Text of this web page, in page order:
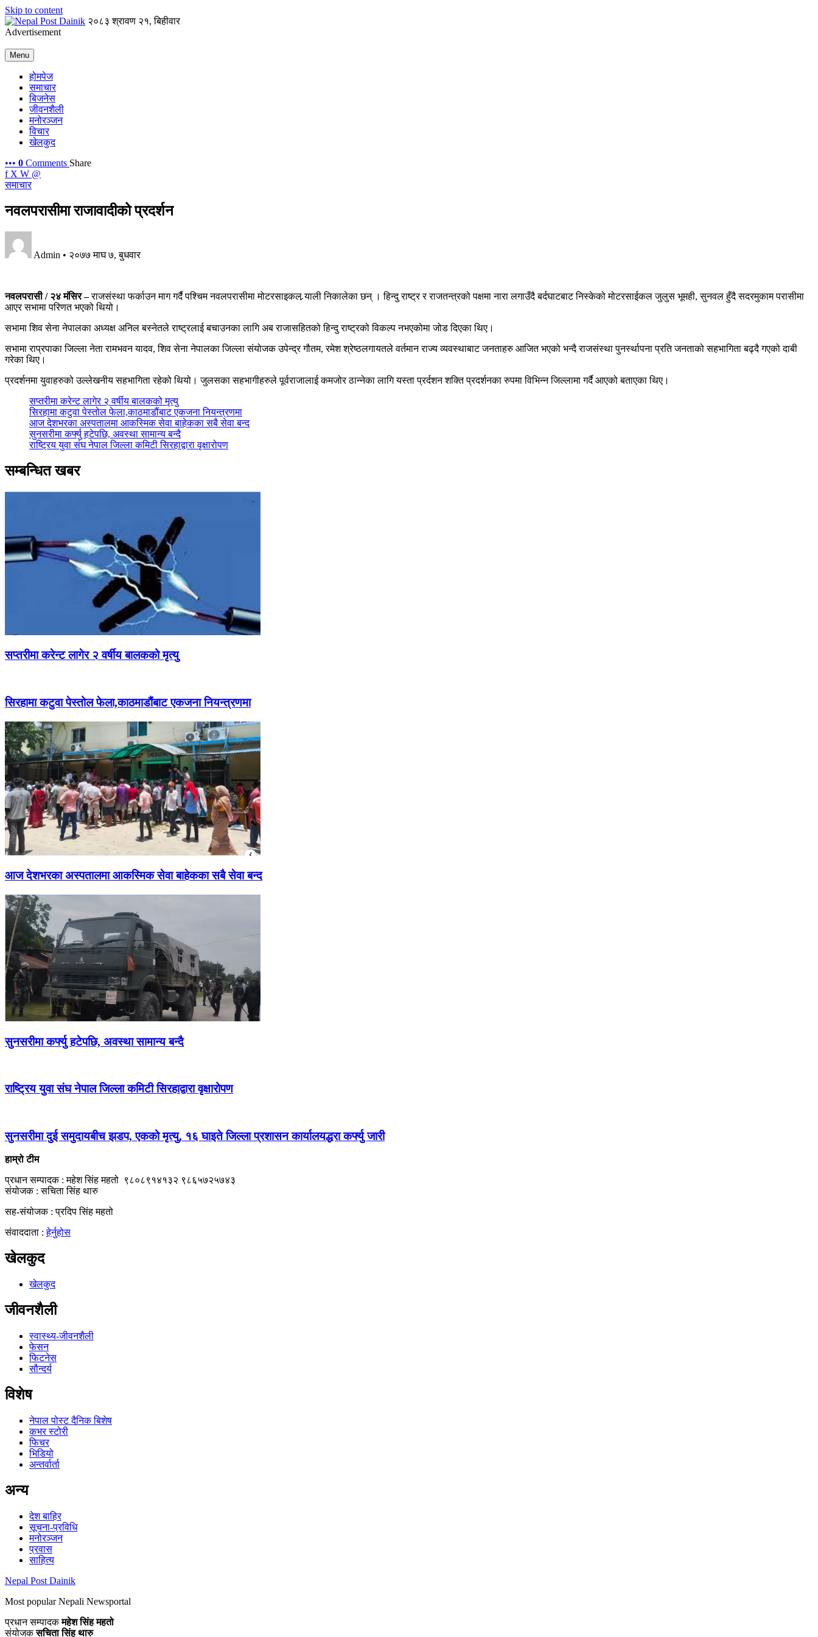
Skip to content
२०८३ श्रावण २१, बिहीवार
Advertisement
Menu
होमपेज
समाचार
बिजनेस
जीवनशैली
मनोरञ्जन
विचार
खेलकुद
••• 0 Comments Share
f X W @
समाचार
नवलपरासीमा राजावादीको प्रदर्शन
Admin • २०७७ माघ ७, बुधवार
नवलपरासी / २४ मंसिर –राजसंस्था फर्काउन माग गर्दै पश्चिम नवलपरासीमा मोटरसाइकल र्‍याली निकालेका छन् । हिन्दु राष्ट्र र राजतन्त्रको पक्षमा नारा लगाउँदै बर्दघाटबाट निस्केको मोटरसाईकल जुलुस भूमही, सुनवल हुँदै सदरमुकाम परासीमा
आएर सभामा परिणत भएको थियो।
सभामा शिव सेना नेपालका अध्यक्ष अनिल बस्नेतले राष्ट्रलाई बचाउनका लागि अब राजासहितको हिन्दु राष्ट्रको विकल्प नभएकोमा जोड दिएका थिए।
सभामा राप्रपाका जिल्ला नेता रामभवन यादव, शिव सेना नेपालका जिल्ला संयोजक उपेन्द्र गौतम, रमेश श्रेष्ठलगायतले वर्तमान राज्य व्यवस्थाबाट जनताहरु आजित भएको भन्दै राजसंस्था पुनर्स्थापना प्रति जनताको सहभागिता बढ्दै गएको दाबी
गरेका थिए।
प्रदर्शनमा युवाहरुको उल्लेखनीय सहभागिता रहेको थियो। जुलसका सहभागीहरुले पूर्वराजालाई कमजोर ठान्नेका लागि यस्ता प्रर्दशन शक्ति प्रदर्शनका रुपमा विभिन्न जिल्लामा गर्दै आएको बताएका थिए।
सप्तरीमा करेन्ट लागेर २ वर्षीय बालकको मृत्यु
सिरहामा कटुवा पेस्तोल फेला,काठमाडौंबाट एकजना नियन्त्रणमा
आज देशभरका अस्पतालमा आकस्मिक सेवा बाहेकका सबै सेवा बन्द
सुनसरीमा कर्फ्यु हटेपछि, अवस्था सामान्य बन्दै
राष्ट्रिय युवा संघ नेपाल जिल्ला कमिटी सिरहाद्वारा वृक्षारोपण
सम्बन्धित खबर
सप्तरीमा करेन्ट लागेर २ वर्षीय बालकको मृत्यु
सिरहामा कटुवा पेस्तोल फेला,काठमाडौंबाट एकजना नियन्त्रणमा
आज देशभरका अस्पतालमा आकस्मिक सेवा बाहेकका सबै सेवा बन्द
सुनसरीमा कर्फ्यु हटेपछि, अवस्था सामान्य बन्दै
राष्ट्रिय युवा संघ नेपाल जिल्ला कमिटी सिरहाद्वारा वृक्षारोपण
सुनसरीमा दुई समुदायबीच झडप, एकको मृत्यु, १६ घाइते जिल्ला प्रशासन कार्यालयद्धरा कर्फ्यु जारी
हाम्रो टीम
प्रधान सम्पादक : महेश सिंह महतो ९८०८९१४१३२ ९८६५७२५७४३
संयोजक : सचिता सिंह थारु
सह-संयोजक : प्रदिप सिंह महतो
संवाददाता :हेर्नुहोस
खेलकुद
खेलकुद
जीवनशैली
स्वास्थ्य-जीवनशैली
फेसन
फिटनेस
सौन्दर्य
विशेष
नेपाल पोस्ट दैनिक बिशेष
कभर स्टोरी
फिचर
भिडियो
अन्तर्वार्ता
अन्य
देश बाहिर
सूचना-प्रविधि
मनोरञ्जन
प्रवास
साहित्य
Nepal Post Dainik
Most popular Nepali Newsportal
प्रधान सम्पादक महेश सिंह महतो
संयोजक सचिता सिंह थारु